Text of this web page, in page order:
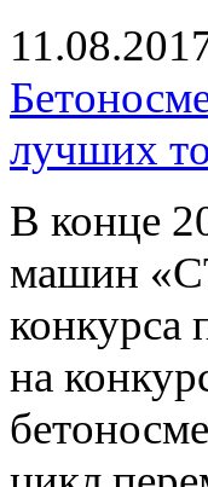
лучших
В конце
машин
конкурса
на